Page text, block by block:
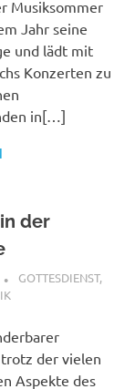
Musiksommer
Jahr seine
und lädt mit
Konzerten zu
in[…]
der
ANDREAS
GOTTESDIENST,
der vielen
Aspekte des